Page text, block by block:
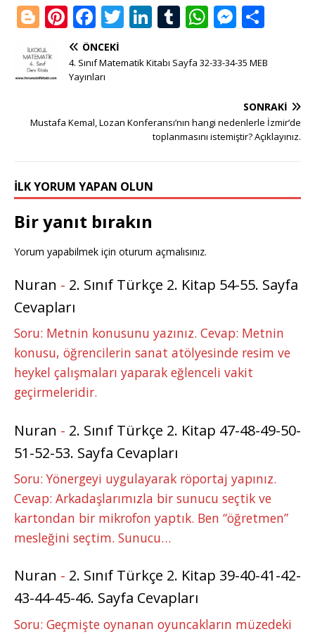
Bl
g
g
r
Pi
n
te
r
st
F
a
c
e
o
k
T
it
Li
k
n
T
m
W
at
p
M
ss
n
g
e
ar
ÖNCEKI
4. Sınıf Matematik Kitabı Sayfa 32-33-34-35 MEB
Yayınları
SONRAKI
Mustafa Kemal, Lozan Konferansı’nın hangi nedenlerle İzmir’de
toplanmasını istemiştir? Açıklayınız.
İLK YORUM YAPAN OLUN
Bir yanıt bırakın
Yorum yapabilmek için oturum açmalısınız.
Nuran - 2. Sınıf Türkçe 2. Kitap 54-55. Sayfa
Cevapları
Soru: Metnin konusunu yazınız. Cevap: Metnin
konusu, öğrencilerin sanat atölyesinde resim ve
heykel çalışmaları yaparak eğlenceli vakit
geçirmeleridir.
Nuran - 2. Sınıf Türkçe 2. Kitap 47-48-49-50-
51-52-53. Sayfa Cevapları
Soru: Yönergeyi uygulayarak röportaj yapınız.
Cevap: Arkadaşlarımızla bir sunucu seçtik ve
kartondan bir mikrofon yaptık. Ben “öğretmen”
mesleğini seçtim. Sunucu…
Nuran - 2. Sınıf Türkçe 2. Kitap 39-40-41-42-
43-44-45-46. Sayfa Cevapları
Soru: Geçmişte oynanan oyuncakların müzedeki